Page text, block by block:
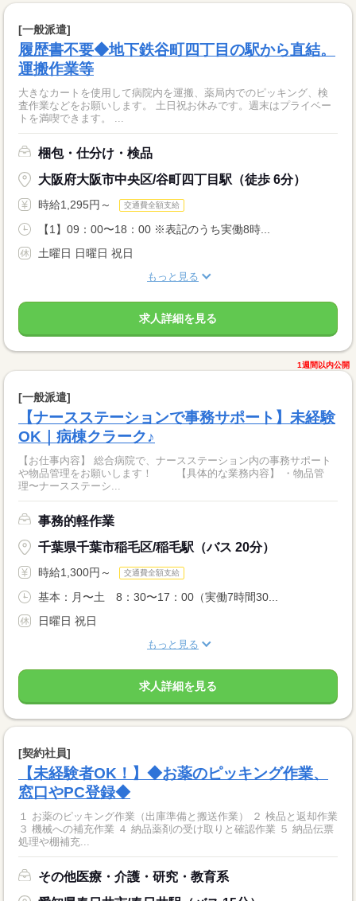
[一般派遣]
履歴書不要◆地下鉄谷町四丁目の駅から直結。
運搬作業等
大きなカートを使用して病院内を運搬、薬局内でのピッキング、検
査作業などをお願いします。 土日祝お休みです。週末はプライベー
トを満喫できます。 ...
梱包・仕分け・検品
大阪府大阪市中央区/谷町四丁目駅（徒歩 6分）
時給1,295円～ 交通費全額支給
【1】09：00〜18：00 ※表記のうち実働8時...
土曜日 日曜日 祝日
もっと見る
求人詳細を見る
1週間以内公開
[一般派遣]
【ナースステーションで事務サポート】未経験
OK｜病棟クラーク♪
【お仕事内容】 総合病院で、ナースステーション内の事務サポート
や物品管理をお願いします！ 【具体的な業務内容】 ・物品管
理〜ナースステーシ...
事務的軽作業
千葉県千葉市稲毛区/稲毛駅（バス 20分）
時給1,300円～ 交通費全額支給
基本：月〜土 8：30〜17：00（実働7時間30...
日曜日 祝日
もっと見る
求人詳細を見る
[契約社員]
【未経験者OK！】◆お薬のピッキング作業、
窓口やPC登録◆
１ お薬のピッキング作業（出庫準備と搬送作業） ２ 検品と返却作業
３ 機械への補充作業 ４ 納品薬剤の受け取りと確認作業 ５ 納品伝票
処理や棚補充...
その他医療・介護・研究・教育系